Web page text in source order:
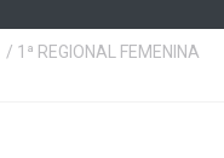
/ 1ª REGIONAL FEMENINA